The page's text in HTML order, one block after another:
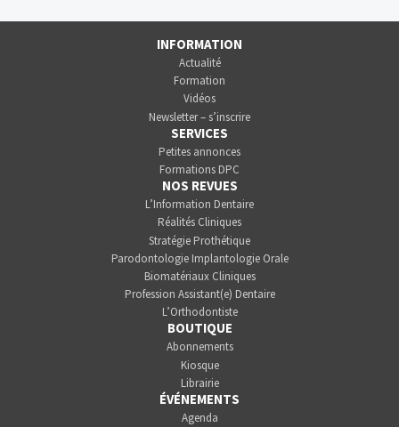
INFORMATION
Actualité
Formation
Vidéos
Newsletter – s’inscrire
SERVICES
Petites annonces
Formations DPC
NOS REVUES
L’Information Dentaire
Réalités Cliniques
Stratégie Prothétique
Parodontologie Implantologie Orale
Biomatériaux Cliniques
Profession Assistant(e) Dentaire
L’Orthodontiste
BOUTIQUE
Abonnements
Kiosque
Librairie
ÉVÉNEMENTS
Agenda